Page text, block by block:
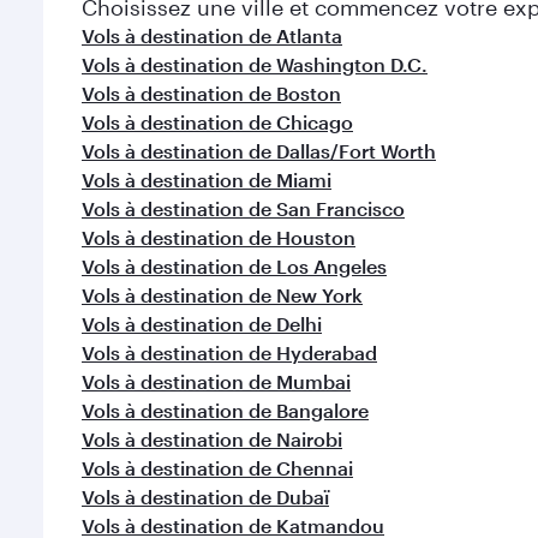
Choisissez une ville et commencez votre
Vols à destination de Atlanta
Vols à destination de Washington D.C.
Vols à destination de Boston
Vols à destination de Chicago
Vols à destination de Dallas/Fort Worth
Vols à destination de Miami
Vols à destination de San Francisco
Vols à destination de Houston
Vols à destination de Los Angeles
Vols à destination de New York
Vols à destination de Delhi
Vols à destination de Hyderabad
Vols à destination de Mumbai
Vols à destination de Bangalore
Vols à destination de Nairobi
Vols à destination de Chennai
Vols à destination de Dubaï
Vols à destination de Katmandou